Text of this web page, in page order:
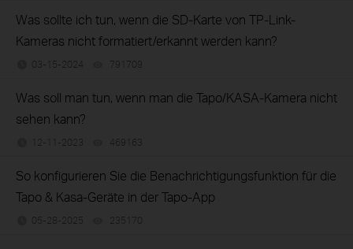
Was sollte ich tun, wenn die SD-Karte von TP-Link-
Kameras nicht formatiert/erkannt werden kann?
03-15-2024 791709
Was soll man tun, wenn man die Tapo/KASA-Kamera nicht
sehen kann?
12-11-2023 469163
So konfigurieren Sie die Benachrichtigungsfunktion für die
Tapo & Kasa-Geräte in der Tapo-App
05-28-2025 235170